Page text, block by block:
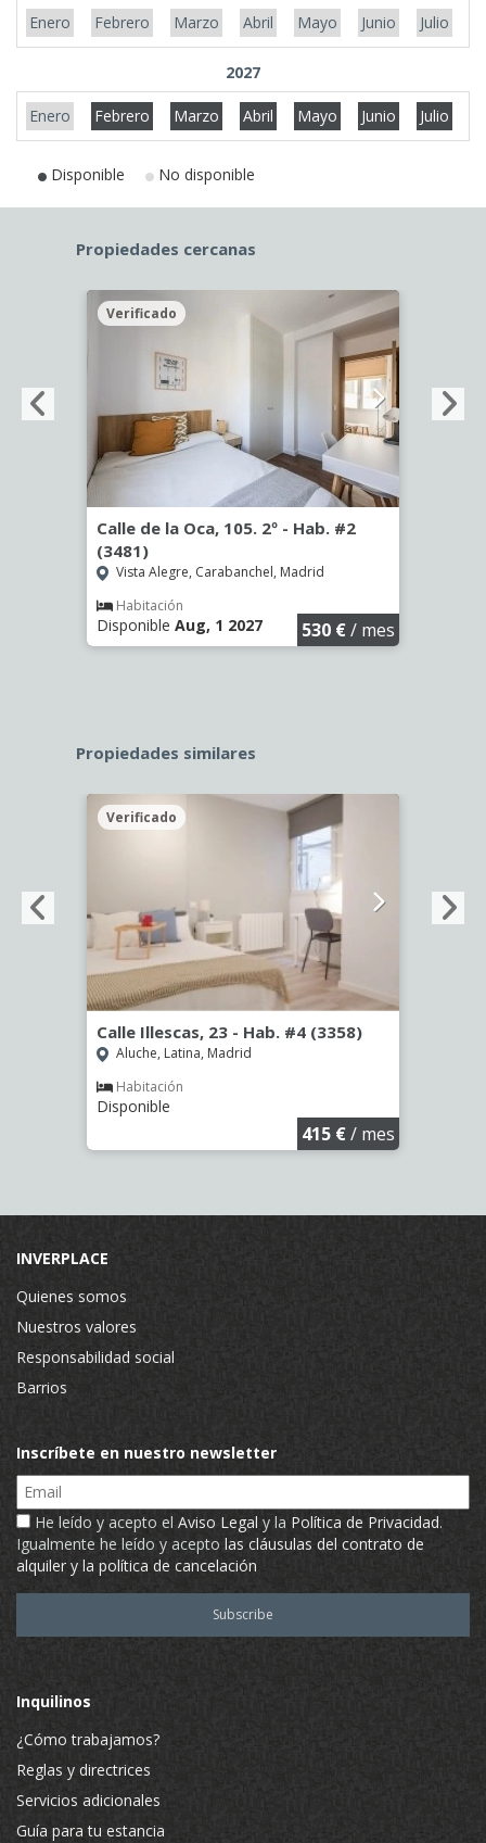
Enero Febrero Marzo Abril Mayo Junio Julio
2027
Enero Febrero Marzo Abril Mayo Junio Julio
Disponible No disponible
Propiedades cercanas
Verificado
Calle de la Oca, 105. 2º - Hab. #2
(3481)
Vista Alegre, Carabanchel, Madrid
Habitación
Disponible Aug, 1 2027 530 €/ mes
Propiedades similares
Verificado
Calle Illescas, 23 - Hab. #4 (3358)
Aluche, Latina, Madrid
Habitación
Disponible
415 €/ mes
INVERPLACE
Quienes somos
Nuestros valores
Responsabilidad social
Barrios
Inscríbete en nuestro newsletter
Email
He leído y acepto el Aviso Legal y la Política de Privacidad.
Igualmente he leído y acepto las cláusulas del contrato de
alquiler y la política de cancelación
Inquilinos
¿Cómo trabajamos?
Reglas y directrices
Servicios adicionales
Guía para tu estancia